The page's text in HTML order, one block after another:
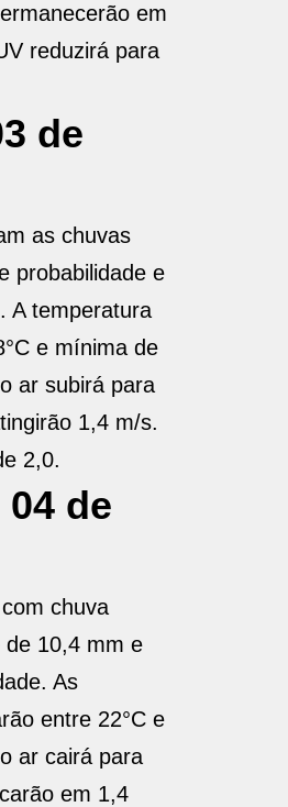
em
reduzirá para
de
as chuvas
probabilidade e
A temperatura
e mínima de
ar subirá para
1,4 m/s.
2,0.
de
chuva
de 10,4 mm e
As
entre 22°C e
ar cairá para
em 1,4